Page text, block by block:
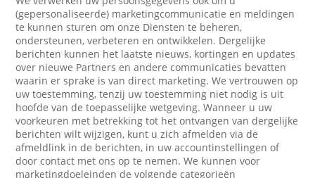
(gepersonaliseerde) marketingcommunicatie en meldingen
te kunnen sturen om onze Diensten te beheren,
ondersteunen, verbeteren en ontwikkelen. Dergelijke
berichten kunnen het laatste nieuws, kortingen en updates
over nieuwe Partners en andere communicaties bevatten
waarin er sprake is van direct marketing. We vertrouwen op
uw toestemming, tenzij uw toestemming niet nodig is uit
hoofde van de toepasselijke wetgeving. Wanneer u uw
voorkeuren met betrekking tot het ontvangen van dergelijke
berichten wilt wijzigen, kunt u zich afmelden via de
afmeldlink in de berichten, in uw accountinstellingen of
door contact met ons op te nemen. We kunnen voor
marketingdoeleinden de volgende categorieën